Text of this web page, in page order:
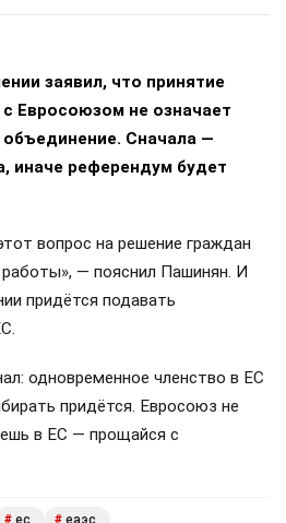
заявил, что принятие
Евросоюзом не означает
Сначала —
иначе референдум будет